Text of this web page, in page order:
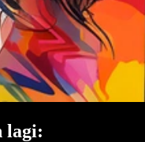
lagi: